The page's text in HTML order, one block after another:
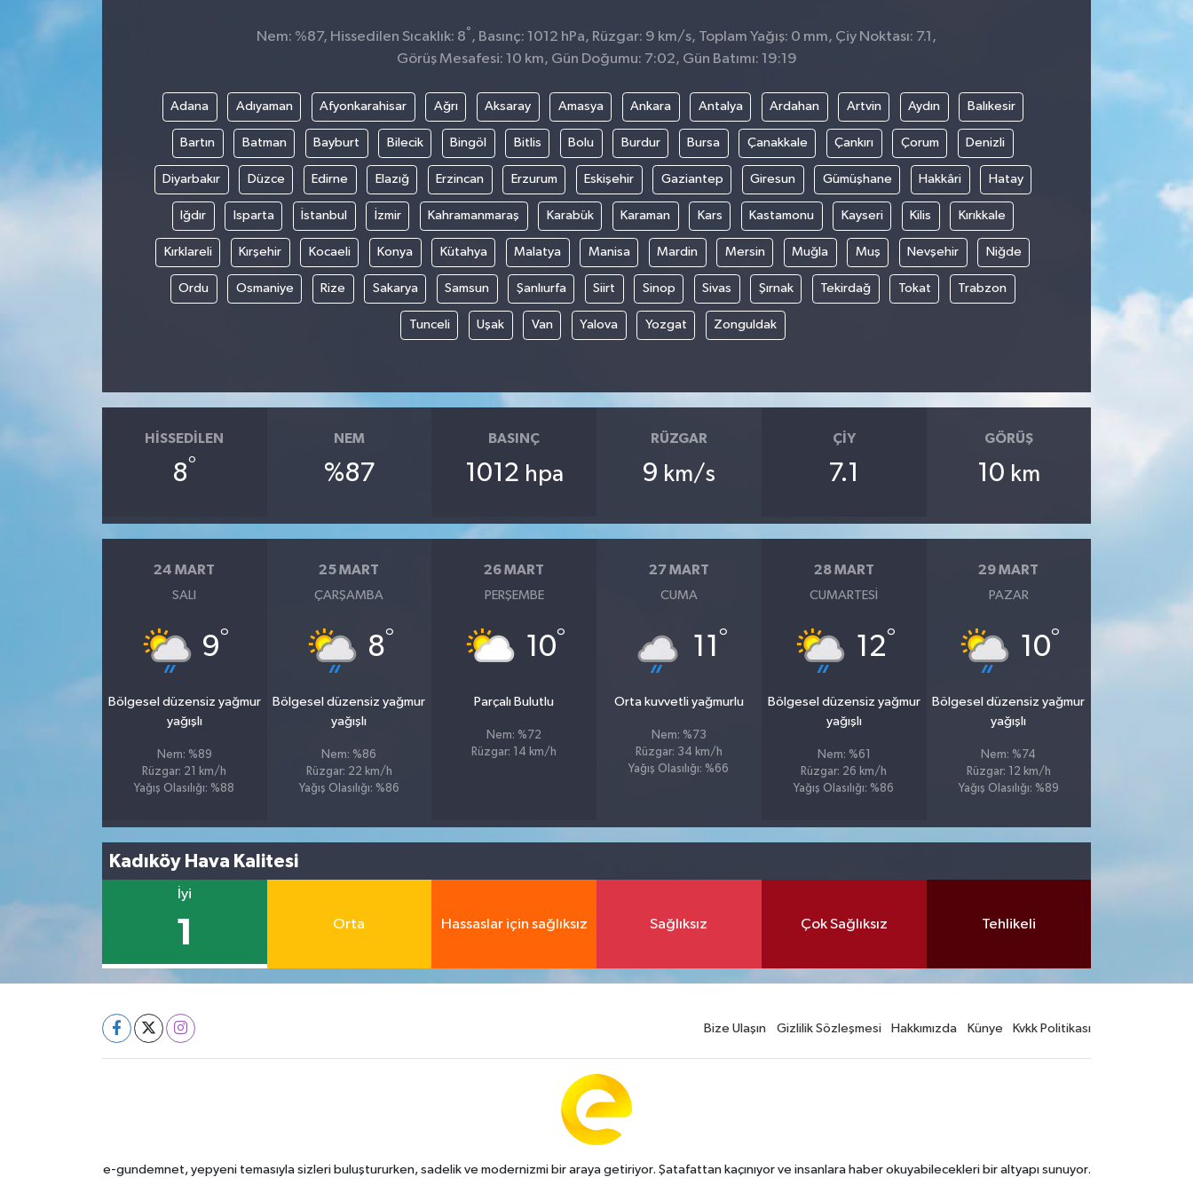
Nem: %87, Hissedilen Sıcaklık: 8° , Basınç: 1012 hPa, Rüzgar: 9 km/s, Toplam Yağış: 0 mm, Çiy Noktası: 7.1,
Görüş Mesafesi: 10 km, Gün Doğumu: 7:02, Gün Batımı: 19:19
Adana Adıyaman Afyonkarahisar Ağrı Aksaray Amasya Ankara Antalya Ardahan Artvin Aydın Balıkesir
Bartın Batman Bayburt Bilecik Bingöl Bitlis Bolu Burdur Bursa Çanakkale Çankırı Çorum Denizli
Diyarbakır Düzce Edirne Elazığ Erzincan Erzurum Eskişehir Gaziantep Giresun Gümüşhane Hakkâri Hatay
Iğdır Isparta İstanbul İzmir Kahramanmaraş Karabük Karaman Kars Kastamonu Kayseri Kilis Kırıkkale
Kırklareli Kırşehir Kocaeli Konya Kütahya Malatya Manisa Mardin Mersin Muğla Muş Nevşehir Niğde
Ordu Osmaniye Rize Sakarya Samsun Şanlıurfa Siirt Sinop Sivas Şırnak Tekirdağ Tokat Trabzon
Tunceli Uşak Van Yalova Yozgat Zonguldak
HISSEDILEN
8°
NEM
%87
BASINÇ
1012 hpa
RÜZGAR
9 km/s
ÇIY
7.1
GÖRÜŞ
10 km
24 MART
SALI
9°
Bölgesel düzensiz yağmur
yağışlı
Nem: %89
Rüzgar: 21 km/h
Yağış Olasılığı: %88
25 MART
ÇARŞAMBA
8°
Bölgesel düzensiz yağmur
yağışlı
Nem: %86
Rüzgar: 22 km/h
Yağış Olasılığı: %86
26 MART
PERŞEMBE
10°
Parçalı Bulutlu
Nem: %72
Rüzgar: 14 km/h
27 MART
CUMA
11 °
Orta kuvvetli yağmurlu
Nem: %73
Rüzgar: 34 km/h
Yağış Olasılığı: %66
28 MART
CUMARTESI
12°
Bölgesel düzensiz yağmur
yağışlı
Nem: %61
Rüzgar: 26 km/h
Yağış Olasılığı: %86
29 MART
PAZAR
10°
Bölgesel düzensiz yağmur
yağışlı
Nem: %74
Rüzgar: 12 km/h
Yağış Olasılığı: %89
Kadıköy Hava Kalitesi
İyi
1 Orta Hassaslar için sağlıksız Sağlıksız Çok Sağlıksız Tehlikeli
Bize Ulaşın Gizlilik Sözleşmesi Hakkımızda Künye Kvkk Politikası
e-gundemnet, yepyeni temasıyla sizleri buluştururken, sadelik ve modernizmi bir araya getiriyor. Şatafattan kaçınıyor ve insanlara haber okuyabilecekleri bir altyapı sunuyor.